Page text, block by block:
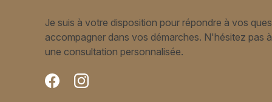
Je suis à votre disposition pour répondre à vos
accompagner dans vos démarches. N'hésitez pas
une consultation personnalisée.